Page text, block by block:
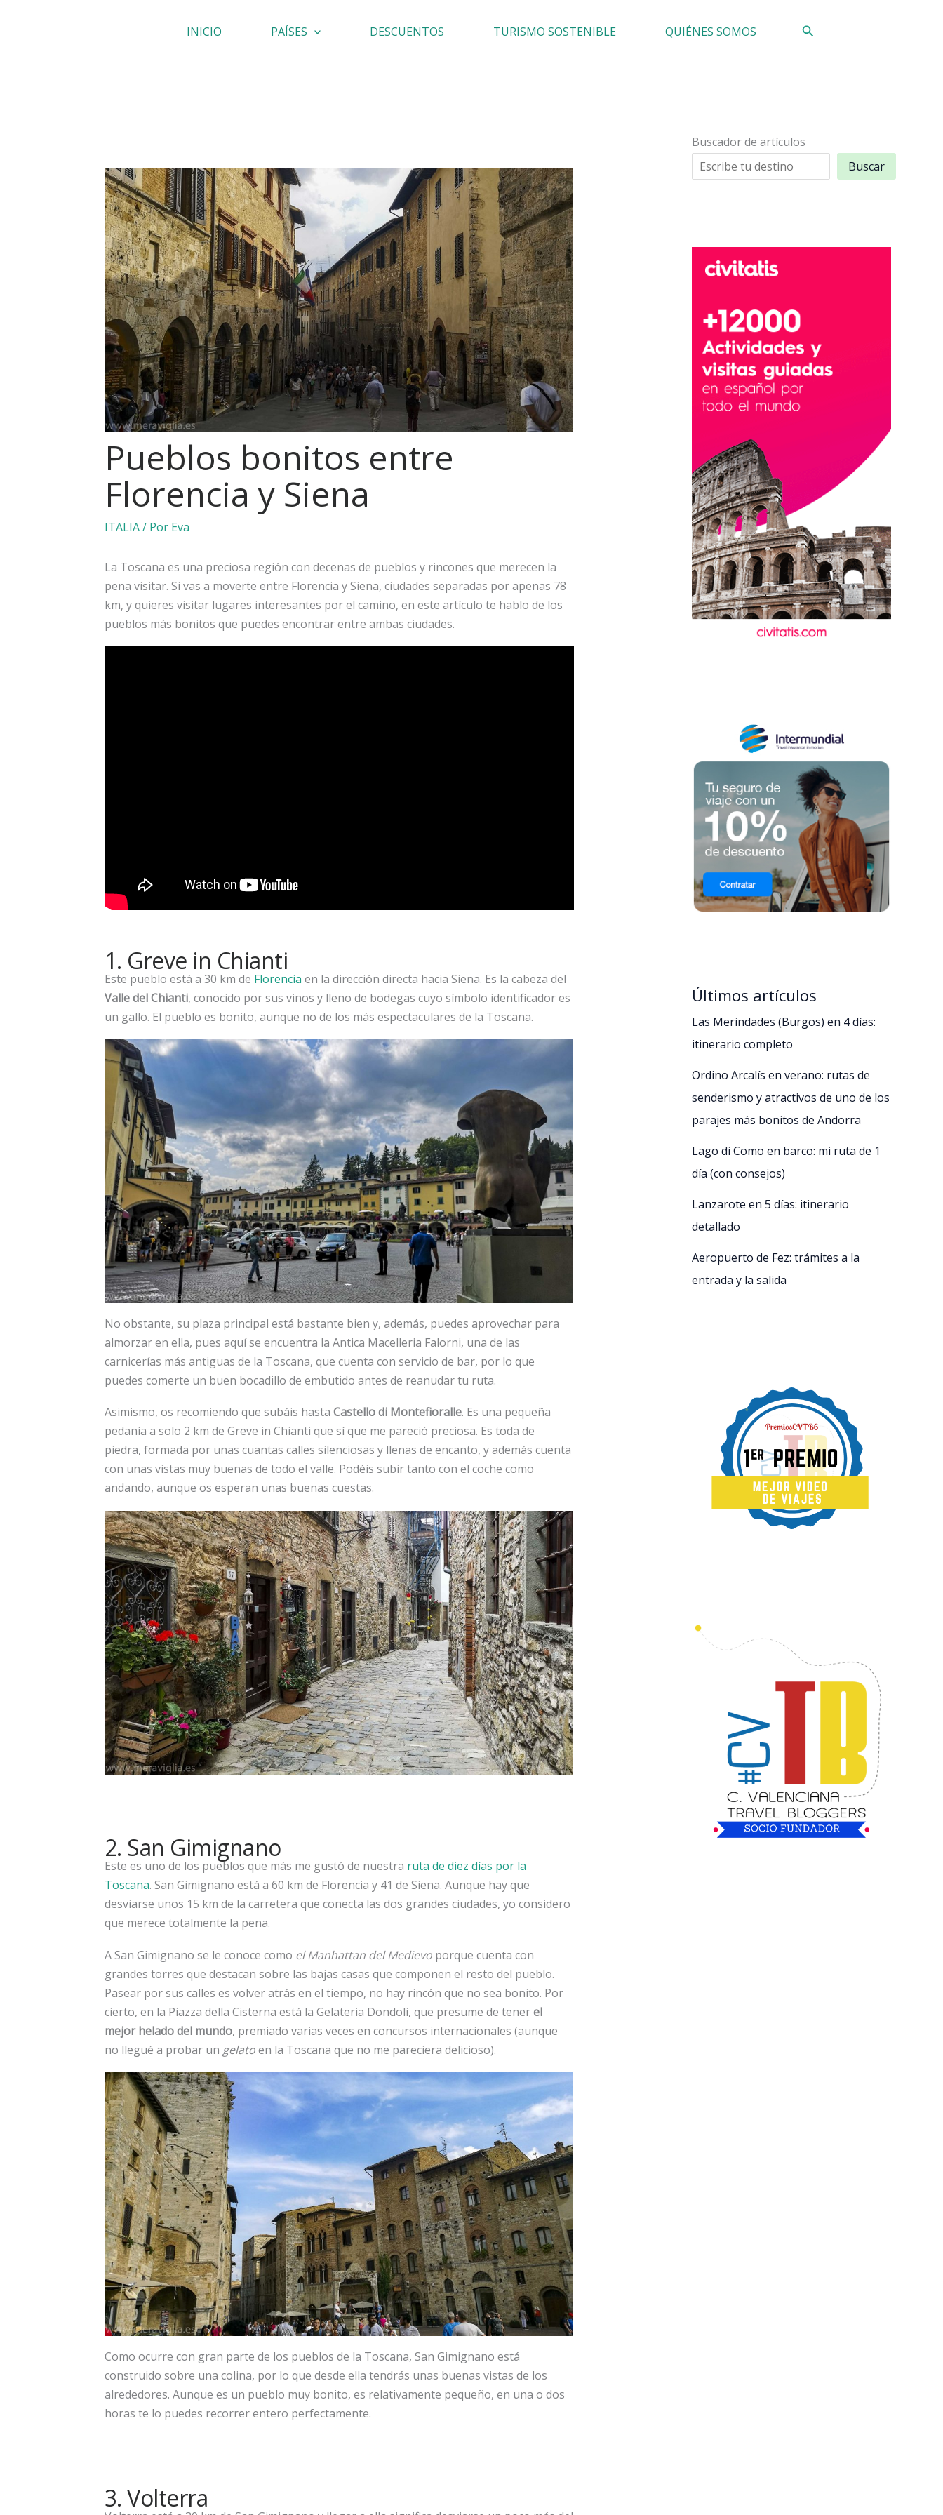
INICIO PAÍSES DESCUENTOS TURISMO SOSTENIBLE QUIÉNES SOMOS Buscar
Pueblos bonitos entre
Florencia y Siena
ITALIA/ Por Eva
La Toscana es una preciosa región con decenas de pueblos y rincones que merecen la
pena visitar. Si vas a moverte entre Florencia y Siena, ciudades separadas por apenas 78
km, y quieres visitar lugares interesantes por el camino, en este artículo te hablo de los
pueblos más bonitos que puedes encontrar entre ambas ciudades.
1. Greve in Chianti
Este pueblo está a 30 km de Florencia en la dirección directa hacia Siena. Es la cabeza del
Valle del Chianti, conocido por sus vinos y lleno de bodegas cuyo símbolo identificador es
un gallo. El pueblo es bonito, aunque no de los más espectaculares de la Toscana.
No obstante, su plaza principal está bastante bien y, además, puedes aprovechar para
almorzar en ella, pues aquí se encuentra la Antica Macelleria Falorni, una de las
carnicerías más antiguas de la Toscana, que cuenta con servicio de bar, por lo que
puedes comerte un buen bocadillo de embutido antes de reanudar tu ruta.
Asimismo, os recomiendo que subáis hasta Castello di Montefioralle. Es una pequeña
pedanía a solo 2 km de Greve in Chianti que sí que me pareció preciosa. Es toda de
piedra, formada por unas cuantas calles silenciosas y llenas de encanto, y además cuenta
con unas vistas muy buenas de todo el valle. Podéis subir tanto con el coche como
andando, aunque os esperan unas buenas cuestas.
2. San Gimignano
Este es uno de los pueblos que más me gustó de nuestra ruta de diez días por la
Toscana. San Gimignano está a 60 km de Florencia y 41 de Siena. Aunque hay que
desviarse unos 15 km de la carretera que conecta las dos grandes ciudades, yo considero
que merece totalmente la pena.
A San Gimignano se le conoce como el Manhattan del Medievoporque cuenta con
grandes torres que destacan sobre las bajas casas que componen el resto del pueblo.
Pasear por sus calles es volver atrás en el tiempo, no hay rincón que no sea bonito. Por
cierto, en la Piazza della Cisterna está la Gelateria Dondoli, que presume de tenerel
mejor helado del mundo, premiado varias veces en concursos internacionales (aunque
no llegué a probar un gelatoen la Toscana que no me pareciera delicioso).
Como ocurre con gran parte de los pueblos de la Toscana, San Gimignano está
construido sobre una colina, por lo que desde ella tendrás unas buenas vistas de los
alrededores. Aunque es un pueblo muy bonito, es relativamente pequeño, en una o dos
horas te lo puedes recorrer entero perfectamente.
3. Volterra
Buscador de artículos
Buscar
Últimos artículos
Las Merindades (Burgos) en 4 días:
itinerario completo
Ordino Arcalís en verano: rutas de
senderismo y atractivos de uno de los
parajes más bonitos de Andorra
Lago di Como en barco: mi ruta de 1
día (con consejos)
Lanzarote en 5 días: itinerario
detallado
Aeropuerto de Fez: trámites a la
entrada y la salida